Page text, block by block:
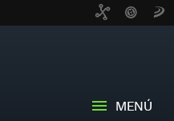
MENÚ